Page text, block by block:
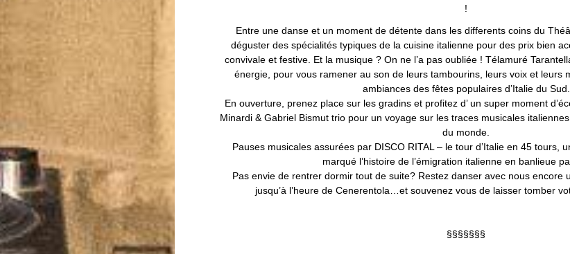
!
Entre une danse et un moment de détente dans les differents coins du
déguster des spécialités typiques de la cuisine italienne pour des prix bien
convivale et festive. Et la musique ? On ne l’a pas oubliée ! Télamuré
énergie, pour vous ramener au son de leurs tambourins, leurs voix et leurs
ambiances des fêtes populaires d’Italie du Sud.
En ouverture, prenez place sur les gradins et profitez d’ un super moment
Minardi & Gabriel Bismut trio pour un voyage sur les traces musicales
du monde.
Pauses musicales assurées par DISCO RITAL – le tour d’Italie en 45 tours,
marqué l’histoire de l’émigration italienne en banlieue
Pas envie de rentrer dormir tout de suite? Restez danser avec nous encore
jusqu’à l’heure de Cenerentola…et souvenez vous de laisser tomber
§§§§§§§